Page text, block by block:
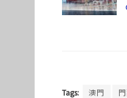
Tags: 澳門